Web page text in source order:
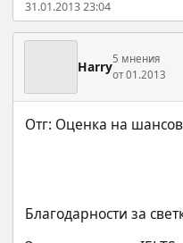
31.01.2013 23:04
Harry5 мнения
от 01.2013
Благодарности за